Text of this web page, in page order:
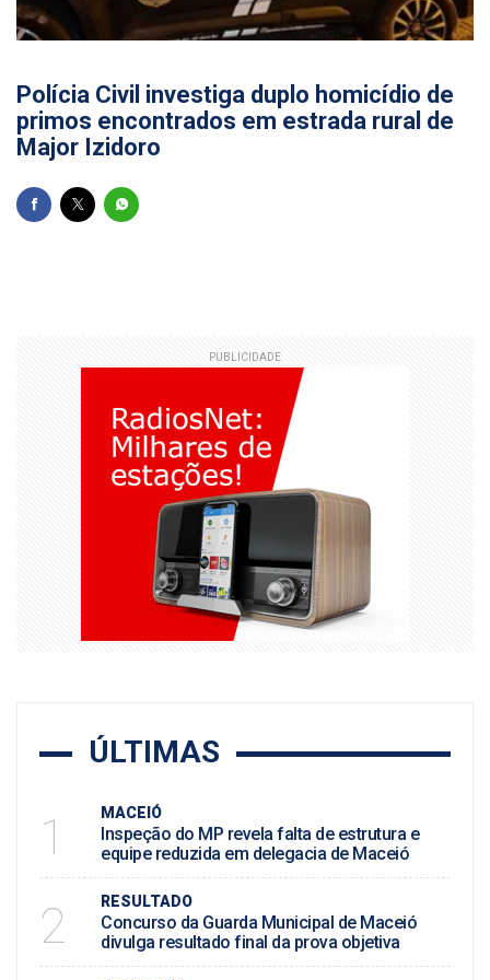
Polícia Civil investiga duplo homicídio de
primos encontrados em estrada rural de
Major Izidoro
PUBLICIDADE
ÚLTIMAS
1 MACEIÓ
Inspeção do MP revela falta de estrutura e
equipe reduzida em delegacia de Maceió
2 RESULTADO
Concurso da Guarda Municipal de Maceió
divulga resultado final da prova objetiva